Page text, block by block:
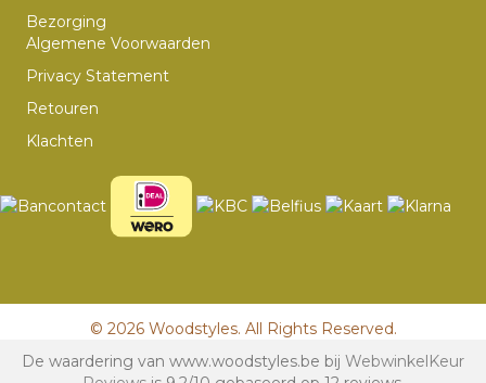
Bezorging
Algemene Voorwaarden
Privacy Statement
Retouren
Klachten
© 2026 Woodstyles. All Rights Reserved.
De waardering van www.woodstyles.be bij WebwinkelKeur